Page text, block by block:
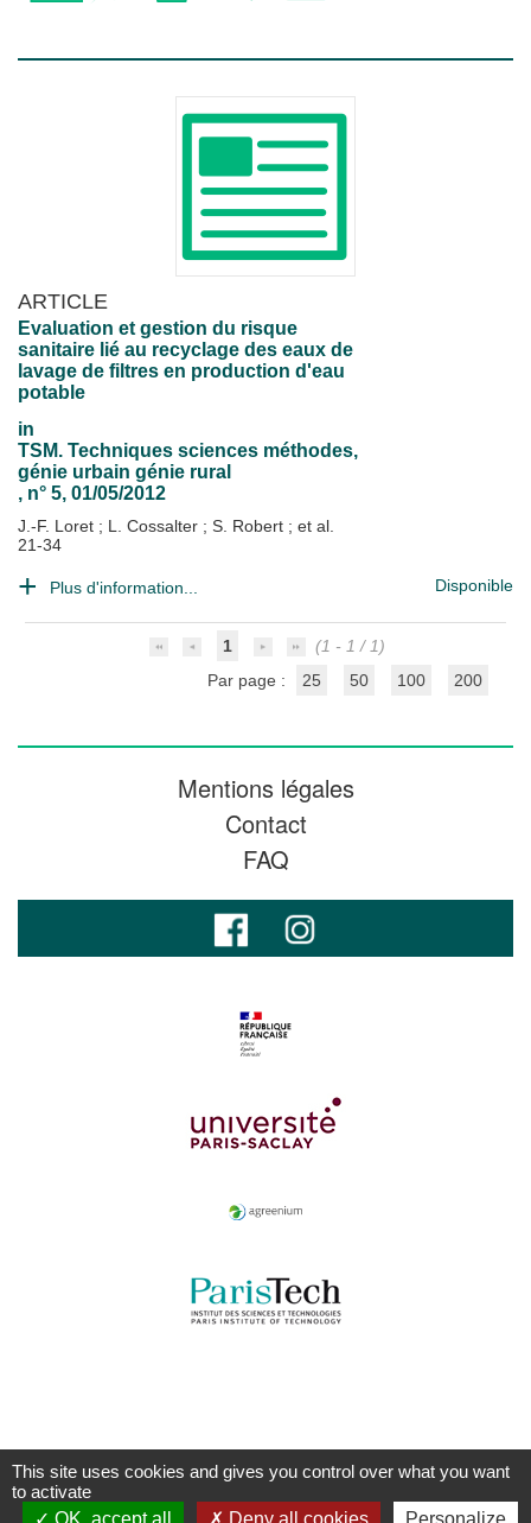
ARTICLE
Evaluation et gestion du risque
sanitaire lié au recyclage des eaux de
lavage de filtres en production d'eau
potable
in
TSM. Techniques sciences méthodes,
génie urbain génie rural
, n° 5, 01/05/2012
J.-F. Loret ; L. Cossalter ; S. Robert ; et al.
21-34
Plus d'information... Disponible
1
(1 - 1 / 1)
Par page :
25 50 100 200
Mentions légales
Contact
FAQ
This site uses cookies and gives you control over what you want
to activate
OK, accept all
Deny all cookies Personalize